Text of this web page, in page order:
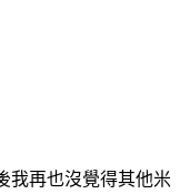
我再也沒覺得其他米